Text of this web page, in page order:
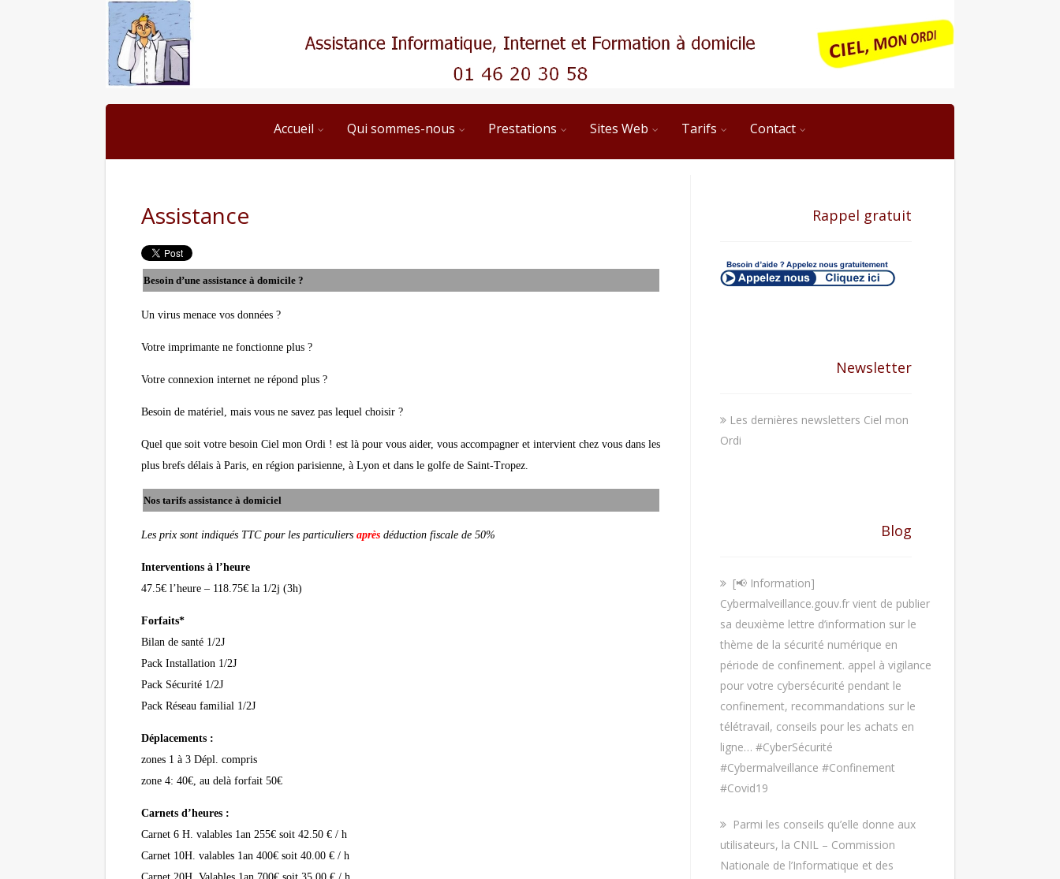
Accueil Qui sommes-nous Prestations Sites Web Tarifs Contact
Assistance
Besoin d’une assistance à domicile ?
Un virus menace vos données ?
Votre imprimante ne fonctionne plus ?
Votre connexion internet ne répond plus ?
Besoin de matériel, mais vous ne savez pas lequel choisir ?
Quel que soit votre besoin Ciel mon Ordi ! est là pour vous aider, vous accompagner et intervient chez vous dans les
plus brefs délais à Paris, en région parisienne, à Lyon et dans le golfe de Saint-Tropez.
Nos tarifs assistance à domiciel
Les prix sont indiqués TTC pour les particuliers aprèsdéduction fiscale de 50%
Interventions à l’heure
47.5€ l’heure – 118.75€ la 1/2j (3h)
Forfaits*
Bilan de santé 1/2J
Pack Installation 1/2J
Pack Sécurité 1/2J
Pack Réseau familial 1/2J
Déplacements :
zones 1 à 3 Dépl. compris
zone 4: 40€, au delà forfait 50€
Carnets d’heures :
Carnet 6 H. valables 1an 255€ soit 42.50 € / h
Carnet 10H. valables 1an 400€ soit 40.00 € / h
Rappel gratuit
Newsletter
Les dernières newsletters Ciel mon
Ordi
Blog
[📢 Information]
Cybermalveillance.gouv.fr vient de publier
sa deuxième lettre d’information sur le
thème de la sécurité numérique en
période de confinement. appel à vigilance
pour votre cybersécurité pendant le
confinement, recommandations sur le
télétravail, conseils pour les achats en
ligne… #CyberSécurité
#Cybermalveillance #Confinement
#Covid19
Parmi les conseils qu’elle donne aux
utilisateurs, la CNIL – Commission
Nationale de l’Informatique et des